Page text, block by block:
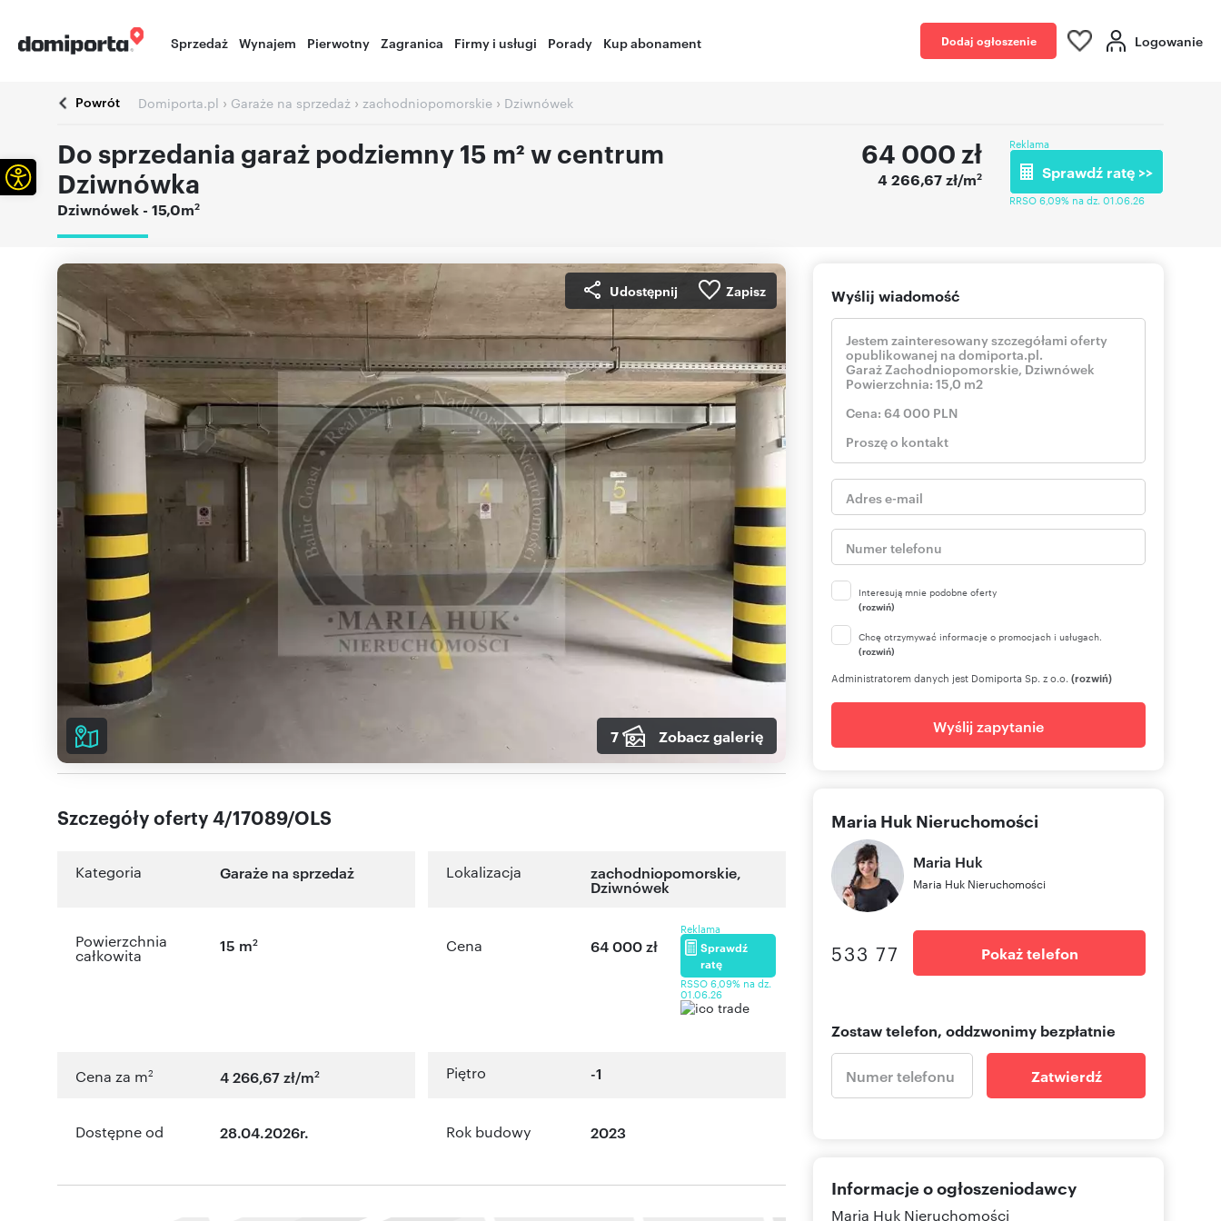
Sprzedaż Wynajem Pierwotny Zagranica Firmy i usługi Porady Kup abonament Dodaj ogłoszenie Logowanie
Powrót Domiporta.pl › Garaże na sprzedaż › zachodniopomorskie › Dziwnówek
Do sprzedania garaż podziemny 15 m² w centrum
Dziwnówka
Dziwnówek - 15,0m2
64 000 zł
4 266,67 zł/m2
Reklama
Sprawdź ratę >>
RRSO 6,09% na dz. 01.06.26
Udostępnij Zapisz
7 Zobacz galerię
Szczegóły oferty 4/17089/OLS
Kategoria Garaże na sprzedaż Lokalizacja zachodniopomorskie,
Dziwnówek
Powierzchnia
całkowita
15 m2 Cena 64 000 zł
Reklama
Sprawdź
ratę
RSSO 6,09% na dz.
01.06.26
Cena za m2 4 266,67 zł/m2 Piętro -1
Dostępne od 28.04.2026r. Rok budowy 2023
Wyślij wiadomość
Interesują mnie podobne oferty
(rozwiń)
Chcę otrzymywać informacje o promocjach i usługach.
(rozwiń)
Administratorem danych jest Domiporta Sp. z o.o. (rozwiń)
Wyślij zapytanie
Maria Huk Nieruchomości
Maria Huk
Maria Huk Nieruchomości
533 77 Pokaż telefon
Zostaw telefon, oddzwonimy bezpłatnie
Zatwierdź
Informacje o ogłoszeniodawcy
Maria Huk Nieruchomości
Otwórz pasek narzędzi